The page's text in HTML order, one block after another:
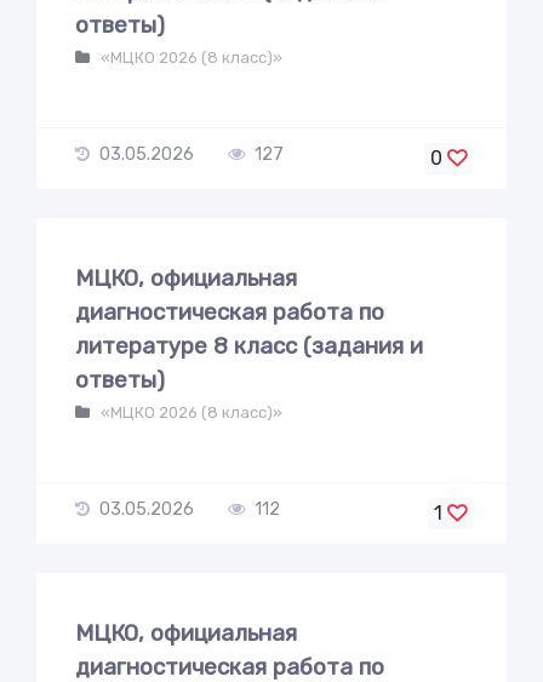
ответы)
«МЦКО 2026 (8 класс)»
03.05.2026 127 0
МЦКО, официальная
диагностическая работа по
литературе 8 класс (задания и
ответы)
«МЦКО 2026 (8 класс)»
03.05.2026 112 1
МЦКО, официальная
диагностическая работа по